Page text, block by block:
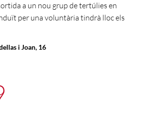
a un nou grup de tertúlies en
per una voluntària tindrà lloc els
i Joan, 16